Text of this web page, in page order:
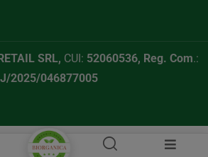
SRL, CUI: 52060536, Reg. Com.:
J/2025/046877005